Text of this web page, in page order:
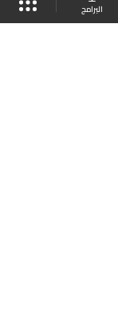
البرامج
البث المباشر